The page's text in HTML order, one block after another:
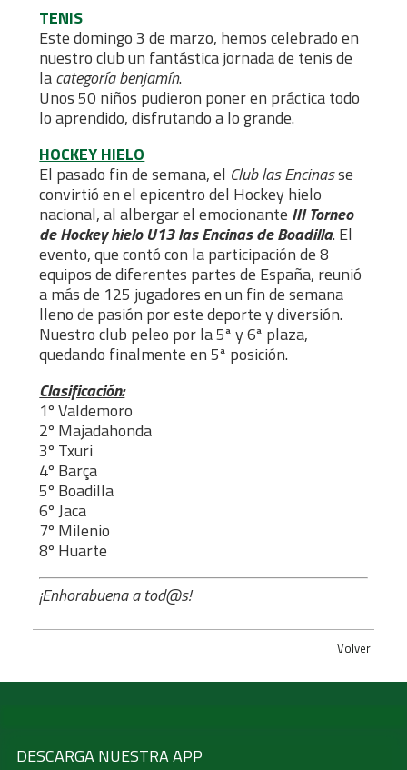
TENIS
Este domingo 3 de marzo, hemos celebrado en
nuestro club un fantástica jornada de tenis de
lacategoría benjamín.
Unos 50 niños pudieron poner en práctica todo
lo aprendido, disfrutando a lo grande.
HOCKEY HIELO
El pasado fin de semana, el Club las Encinasse
convirtió en el epicentro del Hockey hielo
nacional, al albergar el emocionante III Torneo
de Hockey hielo U13 las Encinas de Boadilla. El
evento, que contó con la participación de 8
equipos de diferentes partes de España, reunió
a más de 125 jugadores en un fin de semana
lleno de pasión por este deporte y diversión.
Nuestro club peleo por la 5ª y 6ª plaza,
quedando finalmente en 5ª posición.
Clasificación:
1º Valdemoro
2º Majadahonda
3º Txuri
4º Barça
5º Boadilla
6º Jaca
7º Milenio
8º Huarte
¡Enhorabuena a tod@s!
Volver
DESCARGA NUESTRA APP